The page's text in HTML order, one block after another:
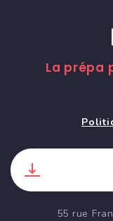
La prépa
55 rue